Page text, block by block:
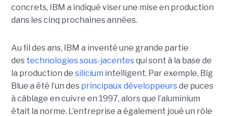
concrets, IBM a indiqué viser une mise en production
dans les cinq prochaines années.
Au fil des ans, IBM a inventé une grande partie
des technologies sous-jacentesqui sont à la base de
la production de silicium intelligent. Par exemple, Big
Blue a été l’un des principaux développeursde puces
à câblage en cuivre en 1997, alors que l’aluminium
était la norme. L’entreprise a également joué un rôle